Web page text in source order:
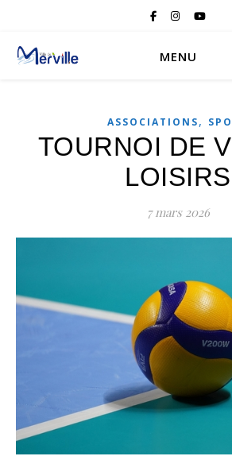
MENU
ASSOCIATIONS,
TOURNOI DE
LOISIRS
7 mars 2026